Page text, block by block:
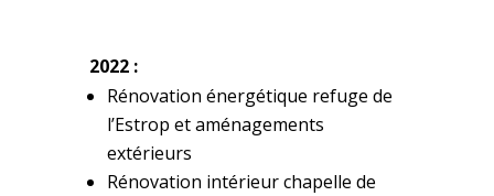
2022 :
Rénovation énergétique refuge de
l’Estrop et aménagements
extérieurs
Rénovation intérieur chapelle de